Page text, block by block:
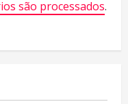
são processados.